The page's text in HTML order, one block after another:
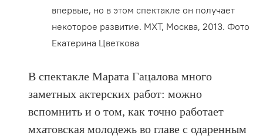
впервые, но в этом спектакле он получает
некоторое развитие. МХТ, Москва, 2013. Фото
Екатерина Цветкова
В спектакле Марата Гацалова много
заметных актерских работ: можно
вспомнить и о том, как точно работает
мхатовская молодежь во главе с одаренным